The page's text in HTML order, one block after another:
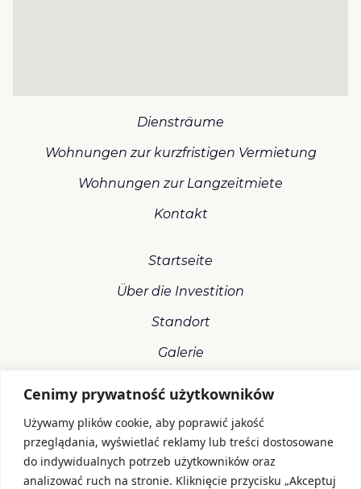
Cenimy prywatność użytkowników
Używamy plików cookie, aby poprawić jakość
przeglądania, wyświetlać reklamy lub treści dostosowane
do indywidualnych potrzeb użytkowników oraz
analizować ruch na stronie. Kliknięcie przycisku „Akceptuj
Verkaufsbüro
Startseite
Über die Investition
Standort
Galerie
Diensträume
Wohnungen zur kurzfristigen Vermietung
Wohnungen zur Langzeitmiete
Kontakt